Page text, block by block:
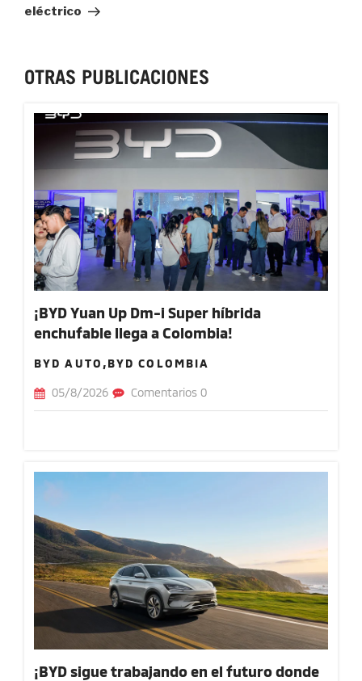
eléctrico
OTRAS PUBLICACIONES
¡BYD Yuan Up Dm-i Super híbrida
enchufable llega a Colombia!
BYD AUTO,BYD COLOMBIA
05/8/2026 Comentarios 0
¡BYD sigue trabajando en el futuro donde